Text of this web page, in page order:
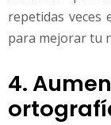
repetidas veces
para mejorar tu
4.